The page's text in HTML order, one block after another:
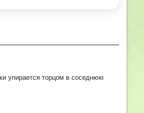
упирается торцом в соседнюю